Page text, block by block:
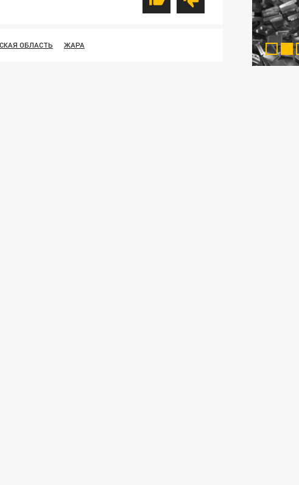
ОБЛАСТЬ ЖАРА